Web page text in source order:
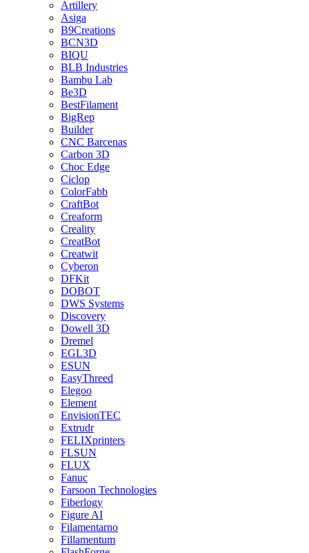
Artillery
Asiga
B9Creations
BCN3D
BIQU
BLB Industries
Bambu Lab
Be3D
BestFilament
BigRep
Builder
CNC Barcenas
Carbon 3D
Choc Edge
Ciclop
ColorFabb
CraftBot
Creaform
Creality
CreatBot
Creatwit
Cyberon
DFKit
DOBOT
DWS Systems
Discovery
Dowell 3D
Dremel
EGL3D
ESUN
EasyThreed
Elegoo
Element
EnvisionTEC
Extrudr
FELIXprinters
FLSUN
FLUX
Fanuc
Farsoon Technologies
Fiberlogy
Figure AI
Filamentarno
Fillamentum